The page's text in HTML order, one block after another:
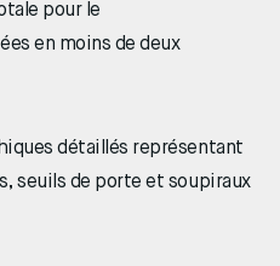
pour le
en moins de deux
détaillés représentant
seuils de porte et soupiraux